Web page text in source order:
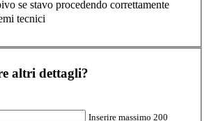
se stavo procedendo correttamente
tecnici
altri dettagli?
Inserire massimo 200